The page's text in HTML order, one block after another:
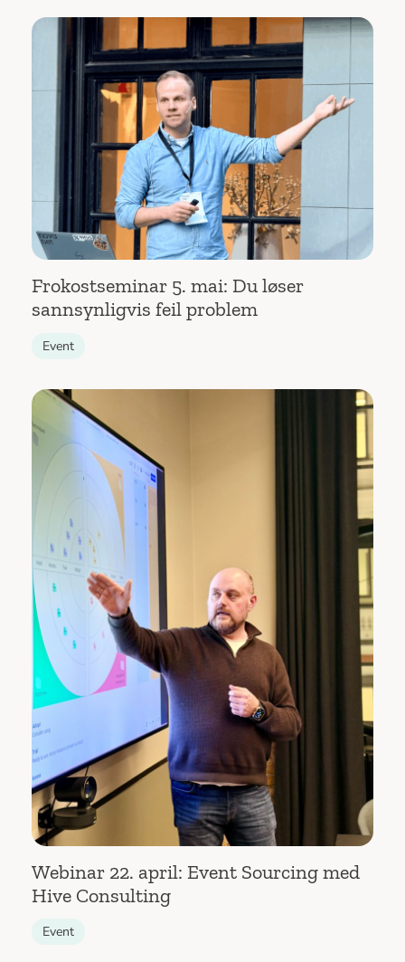
Frokostseminar 5. mai: Du løser
sannsynligvis feil problem
Event
Webinar 22. april: Event Sourcing med
Hive Consulting
Event